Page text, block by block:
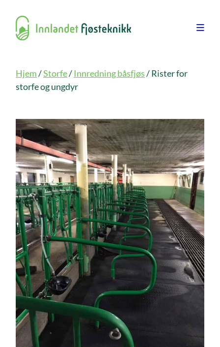
Hjem/Storfe/ Innredning båsfjøs/ Rister for
storfe og ungdyr